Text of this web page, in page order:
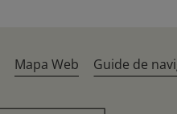
Mapa Web Guide de